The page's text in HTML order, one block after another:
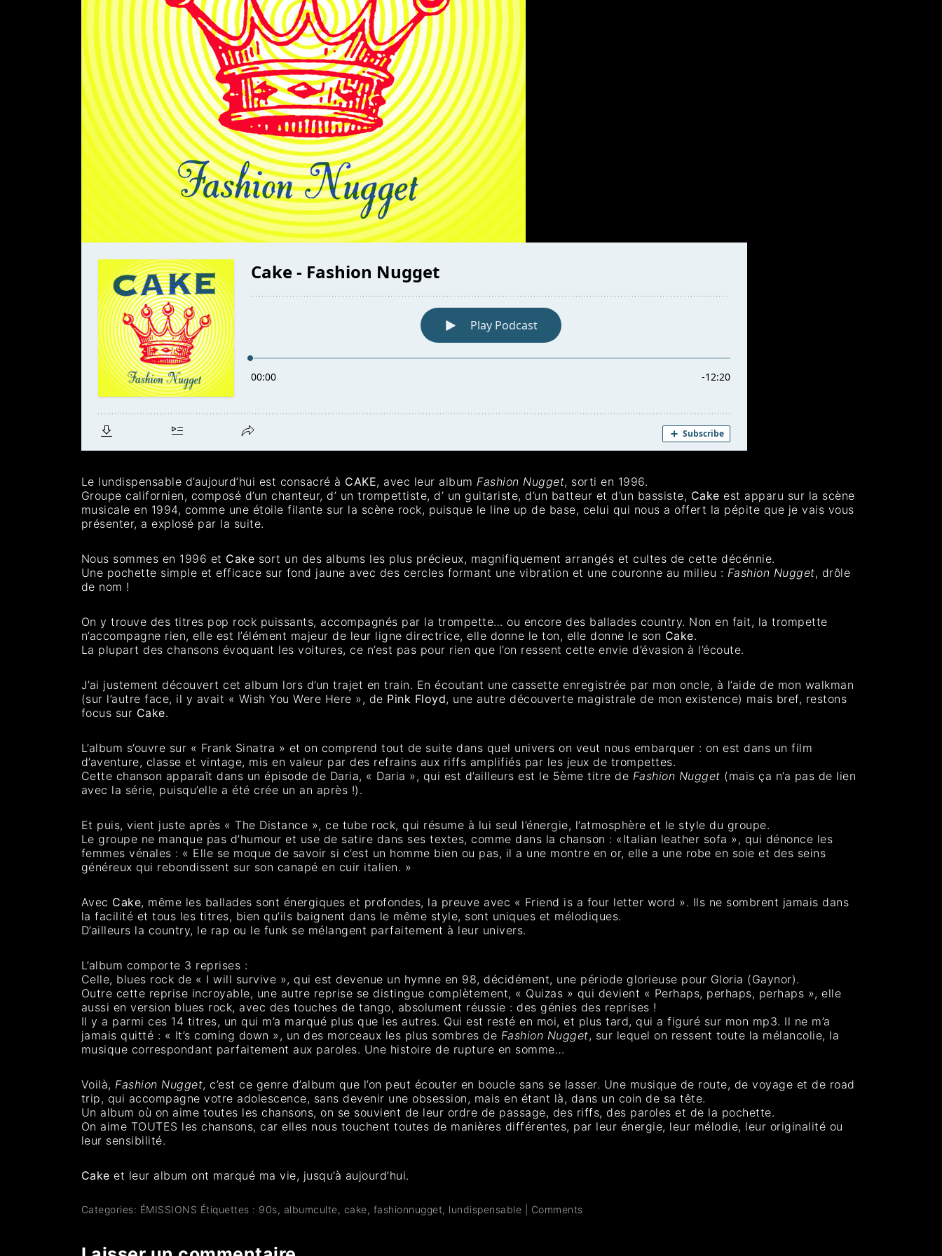
Le lundispensable d’aujourd’hui est consacré à CAKE, avec leur album Fashion Nugget, sorti en 1996.
Groupe californien, composé d’un chanteur, d’ un trompettiste, d’ un guitariste, d’un batteur et d’un bassiste, Cake est apparu sur la scène
musicale en 1994, comme une étoile filante sur la scène rock, puisque le line up de base, celui qui nous a offert la pépite que je vais vous
présenter, a explosé par la suite.
Nous sommes en 1996 et Cake sort un des albums les plus précieux, magnifiquement arrangés et cultes de cette décénnie.
Une pochette simple et efficace sur fond jaune avec des cercles formant une vibration et une couronne au milieu : Fashion Nugget, drôle
de nom !
On y trouve des titres pop rock puissants, accompagnés par la trompette… ou encore des ballades country. Non en fait, la trompette
n’accompagne rien, elle est l’élément majeur de leur ligne directrice, elle donne le ton, elle donne le son Cake.
La plupart des chansons évoquant les voitures, ce n’est pas pour rien que l’on ressent cette envie d’évasion à l’écoute.
J’ai justement découvert cet album lors d’un trajet en train. En écoutant une cassette enregistrée par mon oncle, à l’aide de mon walkman
(sur l’autre face, il y avait « Wish You Were Here », de Pink Floyd, une autre découverte magistrale de mon existence) mais bref, restons
focus sur Cake.
L’album s’ouvre sur « Frank Sinatra » et on comprend tout de suite dans quel univers on veut nous embarquer : on est dans un film
d’aventure, classe et vintage, mis en valeur par des refrains aux riffs amplifiés par les jeux de trompettes.
Cette chanson apparaît dans un épisode de Daria, « Daria », qui est d’ailleurs est le 5ème titre de Fashion Nugget (mais ça n’a pas de lien
avec la série, puisqu’elle a été crée un an après !).
Et puis, vient juste après « The Distance », ce tube rock, qui résume à lui seul l’énergie, l’atmosphère et le style du groupe.
Le groupe ne manque pas d’humour et use de satire dans ses textes, comme dans la chanson : «Italian leather sofa », qui dénonce les
femmes vénales : « Elle se moque de savoir si c’est un homme bien ou pas, il a une montre en or, elle a une robe en soie et des seins
généreux qui rebondissent sur son canapé en cuir italien. »
Avec Cake, même les ballades sont énergiques et profondes, la preuve avec « Friend is a four letter word ». Ils ne sombrent jamais dans
la facilité et tous les titres, bien qu’ils baignent dans le même style, sont uniques et mélodiques.
D’ailleurs la country, le rap ou le funk se mélangent parfaitement à leur univers.
L’album comporte 3 reprises :
Celle, blues rock de « I will survive », qui est devenue un hymne en 98, décidément, une période glorieuse pour Gloria (Gaynor).
Outre cette reprise incroyable, une autre reprise se distingue complètement, « Quizas » qui devient « Perhaps, perhaps, perhaps », elle
aussi en version blues rock, avec des touches de tango, absolument réussie : des génies des reprises !
Il y a parmi ces 14 titres, un qui m’a marqué plus que les autres. Qui est resté en moi, et plus tard, qui a figuré sur mon mp3. Il ne m’a
jamais quitté : « It’s coming down », un des morceaux les plus sombres de Fashion Nugget, sur lequel on ressent toute la mélancolie, la
musique correspondant parfaitement aux paroles. Une histoire de rupture en somme…
Voilà, Fashion Nugget, c’est ce genre d’album que l’on peut écouter en boucle sans se lasser. Une musique de route, de voyage et de road
trip, qui accompagne votre adolescence, sans devenir une obsession, mais en étant là, dans un coin de sa tête.
Un album où on aime toutes les chansons, on se souvient de leur ordre de passage, des riffs, des paroles et de la pochette.
On aime TOUTES les chansons, car elles nous touchent toutes de manières différentes, par leur énergie, leur mélodie, leur originalité ou
leur sensibilité.
Cake et leur album ont marqué ma vie, jusqu’à aujourd’hui.
Categories: ÉMISSIONS Étiquettes : 90s, albumculte, cake, fashionnugget, lundispensable Comments